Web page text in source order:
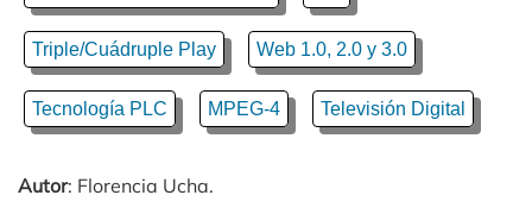
Triple/Cuádruple Play Web 1.0, 2.0 y 3.0
Tecnología PLC MPEG-4 Televisión Digital
Autor: Florencia Ucha.